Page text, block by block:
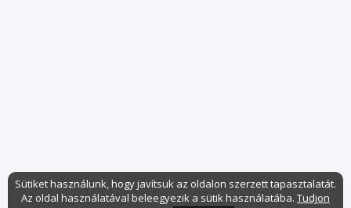
Sütiket használunk, hogy javítsuk az oldalon szerzett tapasztalatát.
Az oldal használatával beleegyezik a sütik használatába. Tudjon